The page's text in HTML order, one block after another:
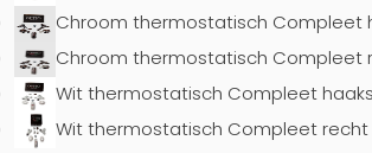
Chroom thermostatisch Compleet
Chroom thermostatisch Compleet
Wit thermostatisch Compleet
Wit thermostatisch Compleet recht